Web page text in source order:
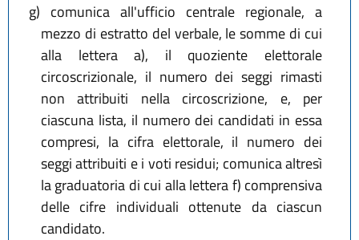
g) comunica all'ufficio centrale regionale, a
mezzo di estratto del verbale, le somme di cui
alla lettera a), il quoziente elettorale
circoscrizionale, il numero dei seggi rimasti
non attribuiti nella circoscrizione, e, per
ciascuna lista, il numero dei candidati in essa
compresi, la cifra elettorale, il numero dei
seggi attribuiti e i voti residui; comunica altresì
la graduatoria di cui alla lettera f) comprensiva
delle cifre individuali ottenute da ciascun
candidato.